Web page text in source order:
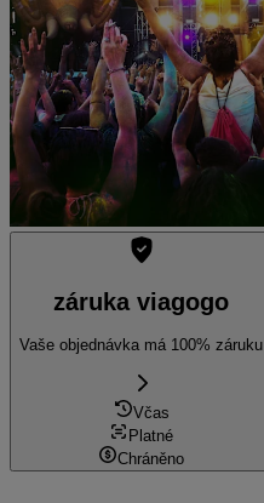
záruka viagogo
Vaše objednávka má 100% záruku
Včas
Platné
Chráněno